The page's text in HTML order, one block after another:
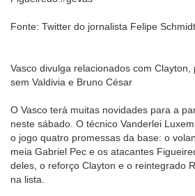
Vasco divulga relacionados com
sem Valdivia e Bruno César
O Vasco terá muitas novidades para a
neste sábado. O técnico Vanderlei
o jogo quatro promessas da base: o
meia Gabriel Pec e os atacantes
deles, o reforço Clayton e o reintegrado
na lista.